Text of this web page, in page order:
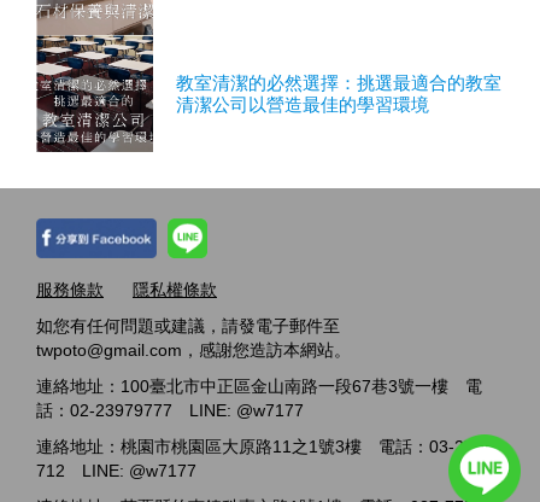
教室清潔的必然選擇：挑選最適合的教室
清潔公司以營造最佳的學習環境
服務條款
隱私權條款
如您有任何問題或建議，請發電子郵件至
twpoto@gmail.com，感謝您造訪本網站。
連絡地址：100臺北市中正區金山南路一段67巷3號一樓 電
話：02-23979777 LINE: @w7177
連絡地址：桃園市桃園區大原路11之1號3樓 電話：03-2717-
712 LINE: @w7177